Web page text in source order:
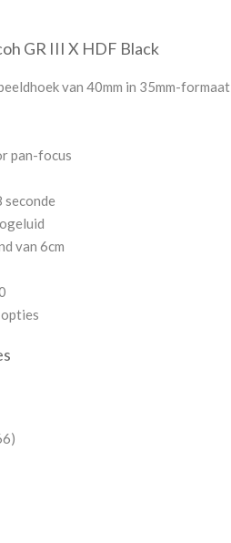
GR III X HDF Black
van 40mm in 35mm-formaat
pan-focus
seconde
van 6cm